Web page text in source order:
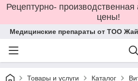
Рецептурно-
цены!
Медицинские препараты от ТОО
Товары и услуги Каталог